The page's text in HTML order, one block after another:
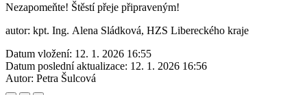
Nezapomeňte! Štěstí přeje připraveným!
autor: kpt. Ing. Alena Sládková, HZS Libereckého kraje
Datum vložení: 12. 1. 2026 16:55
Datum poslední aktualizace: 12. 1. 2026 16:56
Autor: Petra Šulcová